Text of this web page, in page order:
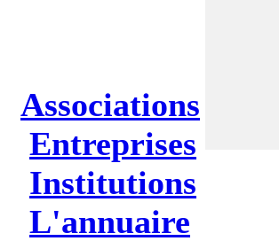
Associations
Entreprises
Institutions
L'annuaire